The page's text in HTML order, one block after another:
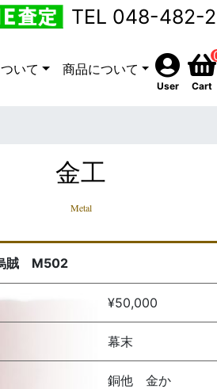
TEL 048-482-
いて 商品について
User Cart
金工
Metal
賊 M502
¥50,000
幕末
銅他 金か